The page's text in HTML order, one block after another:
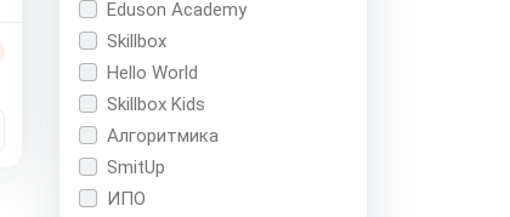
Eduson Academy
Skillbox
Hello World
Skillbox Kids
Алгоритмика
SmitUp
ИПО